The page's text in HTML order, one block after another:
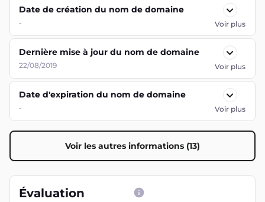
Date de création du nom de domaine
- Voir plus
Dernière mise à jour du nom de domaine
22/08/2019 Voir plus
Date d'expiration du nom de domaine
- Voir plus
Voir les autres informations (13)
Évaluation